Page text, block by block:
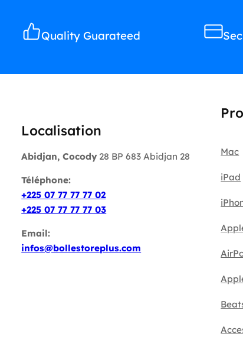
Quality Guarateed
Localisation
Abidjan, Cocody 28 BP 683 Abidjan 28
Téléphone:
+225 07 77 77 77 02
+225 07 77 77 77 03
Email:
infos@bollestoreplus.com
Mac
iPad